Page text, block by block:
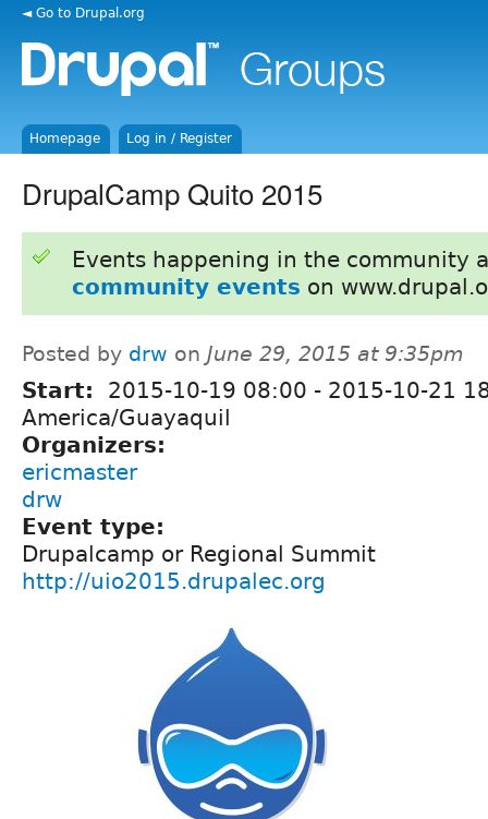
◄ Go to Drupal.org
Homepage Log in / Register
DrupalCamp Quito 2015
Events happening in the community
community events on
Posted by drw on June 29, 2015 at 9:35pm
Start: 2015-10-19 08:00 - 2015-10-21
America/Guayaquil
Organizers:
ericmaster
drw
Event type:
Drupalcamp or Regional Summit
http://uio2015.drupalec.org